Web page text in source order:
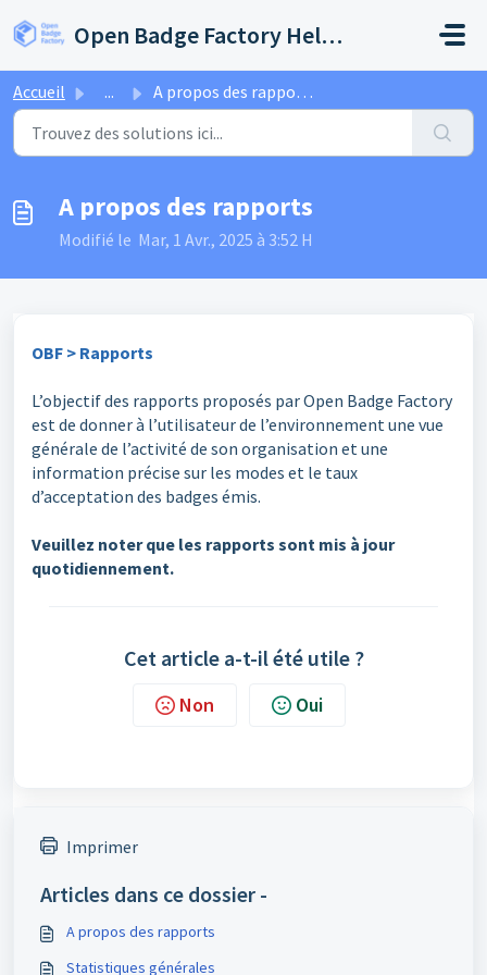
Open Badge Factory Help Center
Accueil ... A propos des rapports
A propos des rapports
Modifié le Mar, 1 Avr., 2025 à 3:52 H
OBF > Rapports
L’objectif des rapports proposés par Open Badge Factory
est de donner à l’utilisateur de l’environnement une vue
générale de l’activité de son organisation et une
information précise sur les modes et le taux
d’acceptation des badges émis.
Veuillez noter que les rapports sont mis à jour
quotidiennement.
Cet article a-t-il été utile ?
Non Oui
Imprimer
Articles dans ce dossier -
A propos des rapports
Statistiques générales